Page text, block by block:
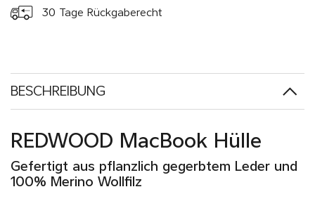
30 Tage Rückgaberecht
BESCHREIBUNG
REDWOOD MacBook Hülle
Gefertigt aus pflanzlich gegerbtem Leder und
100% Merino Wollfilz